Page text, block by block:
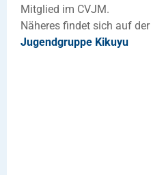
Mitglied im CVJM.
Näheres findet sich auf der
Jugendgruppe Kikuyu